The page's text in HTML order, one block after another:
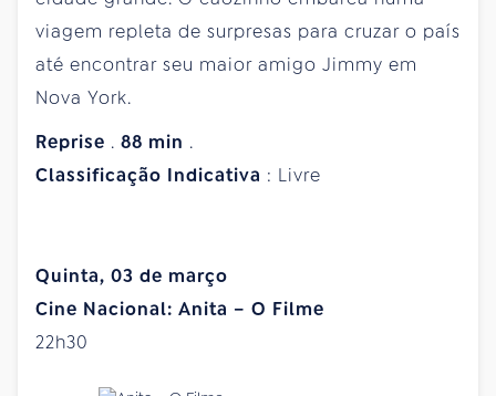
viagem repleta de surpresas para cruzar o país
até encontrar seu maior amigo Jimmy em
Nova York.
Reprise . 88 min .
Classificação Indicativa : Livre
Quinta, 03 de março
Cine Nacional: Anita – O Filme
22h30